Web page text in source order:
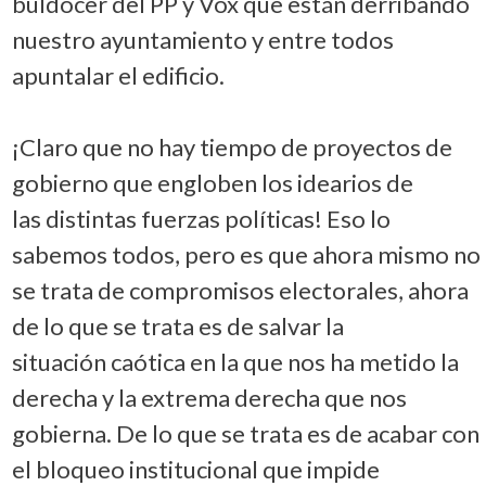
nuestro ayuntamiento y entre todos
apuntalar el edificio.
¡Claro que no hay tiempo de proyectos de
gobierno que engloben los idearios de
las distintas fuerzas políticas! Eso lo
sabemos todos, pero es que ahora mismo no
se trata de compromisos electorales, ahora
de lo que se trata es de salvar la
situación caótica en la que nos ha metido la
derecha y la extrema derecha que nos
gobierna. De lo que se trata es de acabar con
el bloqueo institucional que impide